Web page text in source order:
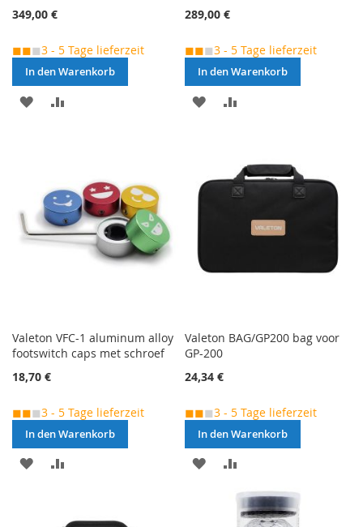
349,00 €
◼◼◼3 - 5 Tage lieferzeit
In den Warenkorb
MERKEN
289,00 €
◼◼◼3 - 5 Tage lieferzeit
In den Warenkorb
MERKEN
Valeton VFC-1 aluminum alloy
footswitch caps met schroef
18,70 €
◼◼◼3 - 5 Tage lieferzeit
In den Warenkorb
MERKEN
HINZUFÜGEN
Valeton BAG/GP200 bag voor
GP-200
24,34 €
◼◼◼3 - 5 Tage lieferzeit
In den Warenkorb
MERKEN
VERGLEICHSLISTE
HINZUFÜGEN